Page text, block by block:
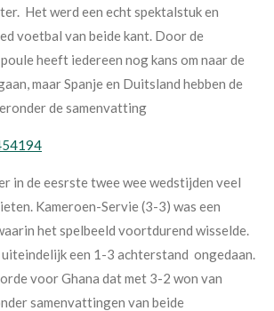
Het werd een echt spektalstuk en
voetbal van beide kant. Door de
heeft iedereen nog kans om naar de
maar Spanje en Duitsland hebben de
de samenvatting
in de eesrste twee wee wedstijden veel
Kameroen-Servie (3-3) was een
het spelbeeld voortdurend wisselde.
een 1-3 achterstand ongedaan.
voor Ghana dat met 3-2 won van
samenvattingen van beide